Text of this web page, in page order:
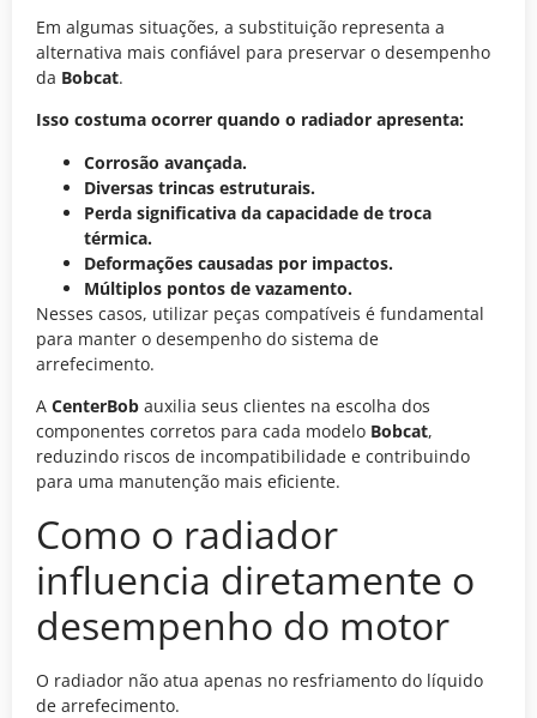
Em algumas situações, a substituição representa a
alternativa mais confiável para preservar o desempenho
da Bobcat.
Isso costuma ocorrer quando o radiador apresenta:
Corrosão avançada.
Diversas trincas estruturais.
Perda significativa da capacidade de troca
térmica.
Deformações causadas por impactos.
Múltiplos pontos de vazamento.
Nesses casos, utilizar peças compatíveis é fundamental
para manter o desempenho do sistema de
arrefecimento.
A CenterBob auxilia seus clientes na escolha dos
componentes corretos para cada modelo Bobcat,
reduzindo riscos de incompatibilidade e contribuindo
para uma manutenção mais eficiente.
Como o radiador
influencia diretamente o
desempenho do motor
O radiador não atua apenas no resfriamento do líquido
de arrefecimento.